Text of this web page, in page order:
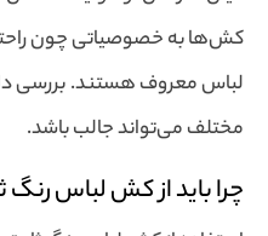
کش‌ها به خصوصیاتی چون
لباس معروف هستند. بررسی
مختلف می‌تواند جالب باشد.
چرا باید از کش لباس رنگ